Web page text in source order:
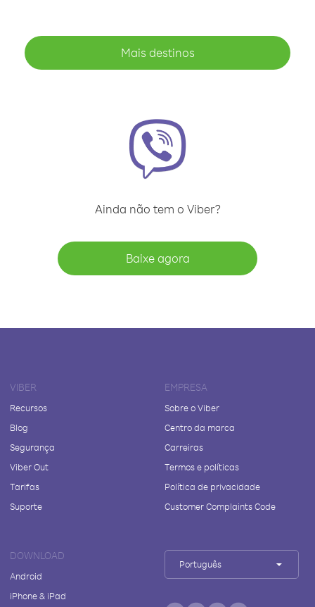
Mais destinos
Ainda não tem o Viber?
Baixe agora
VIBER
Recursos
Blog
Segurança
Viber Out
Tarifas
Suporte
EMPRESA
Sobre o Viber
Centro da marca
Carreiras
Termos e políticas
Política de privacidade
Customer Complaints Code
DOWNLOAD
Android
iPhone & iPad
Português